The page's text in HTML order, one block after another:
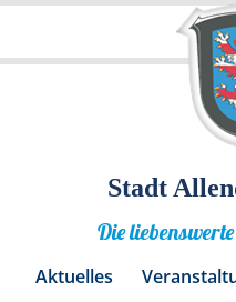
Stadt
Die
Aktuelles